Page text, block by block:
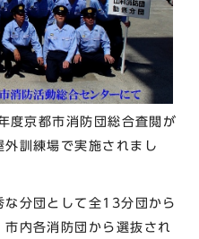
京都市消防団総合査閲が
訓練場で実施されまし
分団として全13分団から
内各消防団から選抜され